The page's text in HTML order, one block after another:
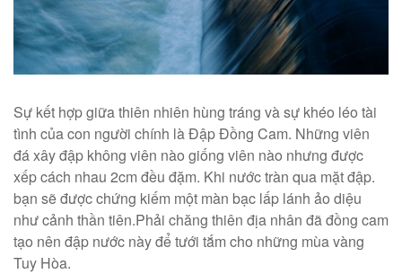
Sự kết hợp giữa thiên nhiên hùng tráng và sự khéo léo tài
tình của con người chính là Đập Đồng Cam. Những viên
đá xây đập không viên nào giống viên nào nhưng được
xếp cách nhau 2cm đều đặm. Khi nước tràn qua mặt đập.
bạn sẽ được chứng kiếm một màn bạc lấp lánh ảo diệu
như cảnh thần tiên.Phải chăng thiên địa nhân đã đồng cam
tạo nên đập nước này để tưới tắm cho những mùa vàng
Tuy Hòa.